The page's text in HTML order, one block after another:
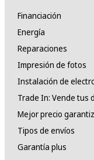
Financiación
Energía
Reparaciones
Impresión de fotos
Instalación de
Trade In: Vende tus
Mejor precio
Tipos de envíos
Garantía plus